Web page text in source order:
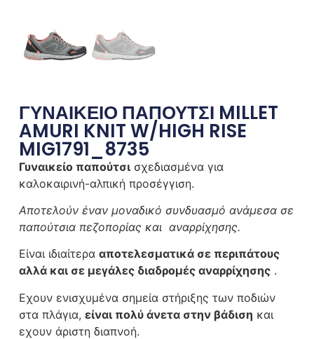
ΓΥΝΑΙΚΕΙΟ ΠΑΠΟΥΤΣΙ MILLET
AMURI KNIT W/HIGH RISE
MIG1791_8735
Γυναικείο παπούτσισχεδιασμένα για
καλοκαιρινή-αλπική προσέγγιση.
Αποτελούν έναν μοναδικό συνδυασμό ανάμεσα σε
παπούτσια πεζοπορίας και αναρρίχησης.
Είναι ιδιαίτερα αποτελεσματικά σε περιπάτους
αλλά και σε μεγάλες διαδρομές αναρρίχησης.
Εχουν ενισχυμένα σημεία στήριξης των ποδιών
στα πλάγια, είναι πολύ άνετα στην βάδιση και
εχουν άριστη διαπνοή.